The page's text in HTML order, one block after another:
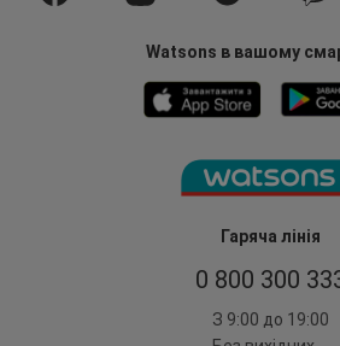
Гаряча лінія
0 800 300
З 9:00 до 19:00
Watsons в вашому